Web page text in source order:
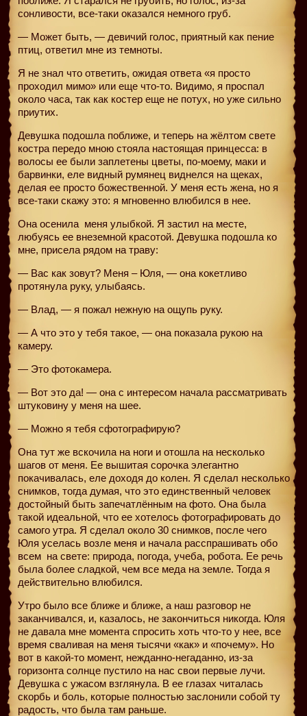
сонливости, все-таки оказался немного груб.
— Может быть, — девичий голос, приятный как пение
птиц, ответил мне из темноты.
Я не знал что ответить, ожидая ответа «я просто
проходил мимо» или еще что-то. Видимо, я проспал
около часа, так как костер еще не потух, но уже сильно
приутих.
Девушка подошла поближе, и теперь на жёлтом свете
костра передо мною стояла настоящая принцесса: в
волосы ее были заплетены цветы, по-моему, маки и
барвинки, еле видный румянец виднелся на щеках,
делая ее просто божественной. У меня есть жена, но я
все-таки скажу это: я мгновенно влюбился в нее.
Она осенила меня улыбкой. Я застил на месте,
любуясь ее внеземной красотой. Девушка подошла ко
мне, присела рядом на траву:
— Вас как зовут? Меня – Юля, — она кокетливо
протянула руку, улыбаясь.
— Влад, — я пожал нежную на ощупь руку.
— А что это у тебя такое, — она показала рукою на
камеру.
— Это фотокамера.
— Вот это да! — она с интересом начала рассматривать
штуковину у меня на шее.
— Можно я тебя сфотографирую?
Она тут же вскочила на ноги и отошла на несколько
шагов от меня. Ее вышитая сорочка элегантно
покачивалась, еле доходя до колен. Я сделал несколько
снимков, тогда думая, что это единственный человек
достойный быть запечатлённым на фото. Она была
такой идеальной, что ее хотелось фотографировать до
самого утра. Я сделал около 30 снимков, после чего
Юля уселась возле меня и начала расспрашивать обо
всем на свете: природа, погода, учеба, робота. Ее речь
была более сладкой, чем все меда на земле. Тогда я
действительно влюбился.
Утро было все ближе и ближе, а наш разговор не
заканчивался, и, казалось, не закончиться никогда. Юля
не давала мне момента спросить хоть что-то у нее, все
время сваливая на меня тысячи «как» и «почему». Но
вот в какой-то момент, нежданно-негаданно, из-за
горизонта солнце пустило на нас свои первые лучи.
Девушка с ужасом взглянула. В ее глазах читалась
скорбь и боль, которые полностью заслонили собой ту
радость, что была там раньше.